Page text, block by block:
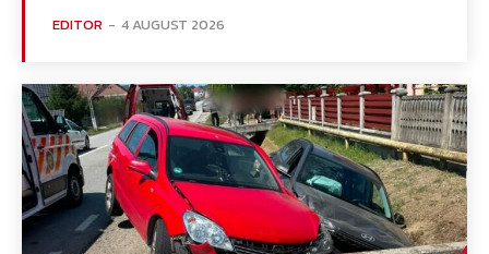
EDITOR - 4 AUGUST 2026